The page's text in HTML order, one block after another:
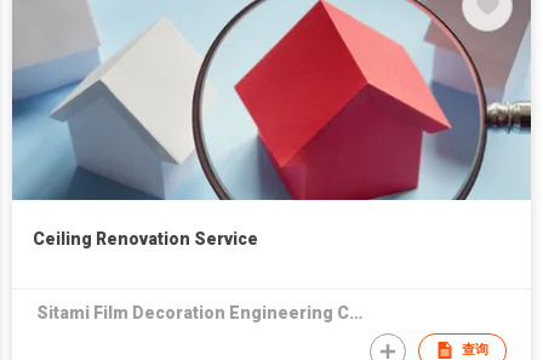
Ceiling Renovation Service
Sitami Film Decoration Engineering Co Ltd
查询